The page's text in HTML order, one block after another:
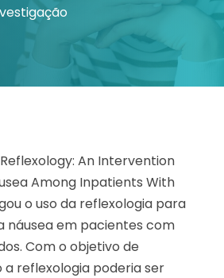
An Intervention
Among Inpatients With
o uso da reflexologia para
náusea em pacientes com
Com o objetivo de
reflexologia poderia ser